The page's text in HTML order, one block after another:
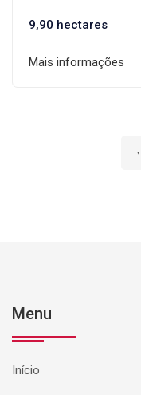
9,90 hectares
Mais informações
‹
Menu
Início